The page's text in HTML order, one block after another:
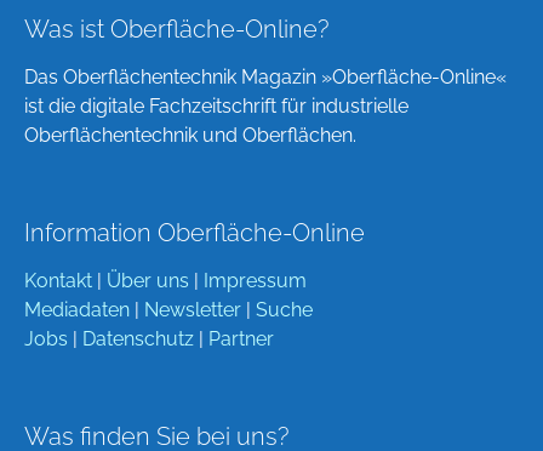
Was ist Oberfläche-Online?
Das Oberflächentechnik Magazin »Oberfläche-Online«
ist die digitale Fachzeitschrift für industrielle
Oberflächentechnik und Oberflächen.
Information Oberfläche-Online
Kontakt Über uns
Impressum
Mediadaten
Newsletter
Suche
Jobs
Datenschutz Partner
Was finden Sie bei uns?